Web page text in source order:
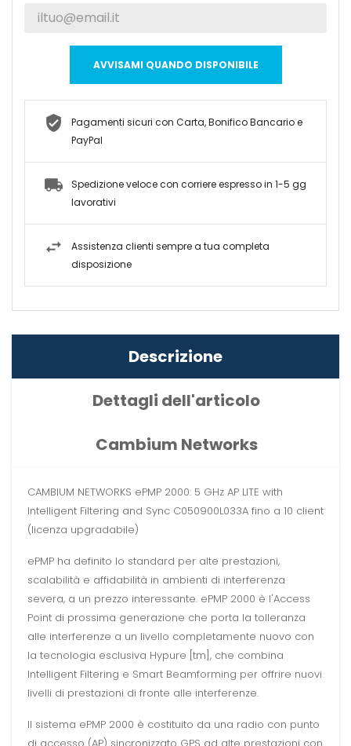
AVVISAMI QUANDO DISPONIBILE
Pagamenti sicuri con Carta, Bonifico Bancario e
PayPal
Spedizione veloce con corriere espresso in 1-5 gg
lavorativi
Assistenza clienti sempre a tua completa
disposizione
Descrizione
Dettagli dell'articolo
Cambium Networks
CAMBIUM NETWORKS ePMP 2000: 5 GHz AP LITE with
Intelligent Filtering and Sync C050900L033A fino a 10 client
(licenza upgradabile)
ePMP ha definito lo standard per alte prestazioni,
scalabilità e affidabilità in ambienti di interferenza
severa, a un prezzo interessante. ePMP 2000 è l'Access
Point di prossima generazione che porta la tolleranza
alle interferenze a un livello completamente nuovo con
la tecnologia esclusiva Hypure [tm], che combina
Intelligent Filtering e Smart Beamforming per offrire nuovi
livelli di prestazioni di fronte alle interferenze.
Il sistema ePMP 2000 è costituito da una radio con punto